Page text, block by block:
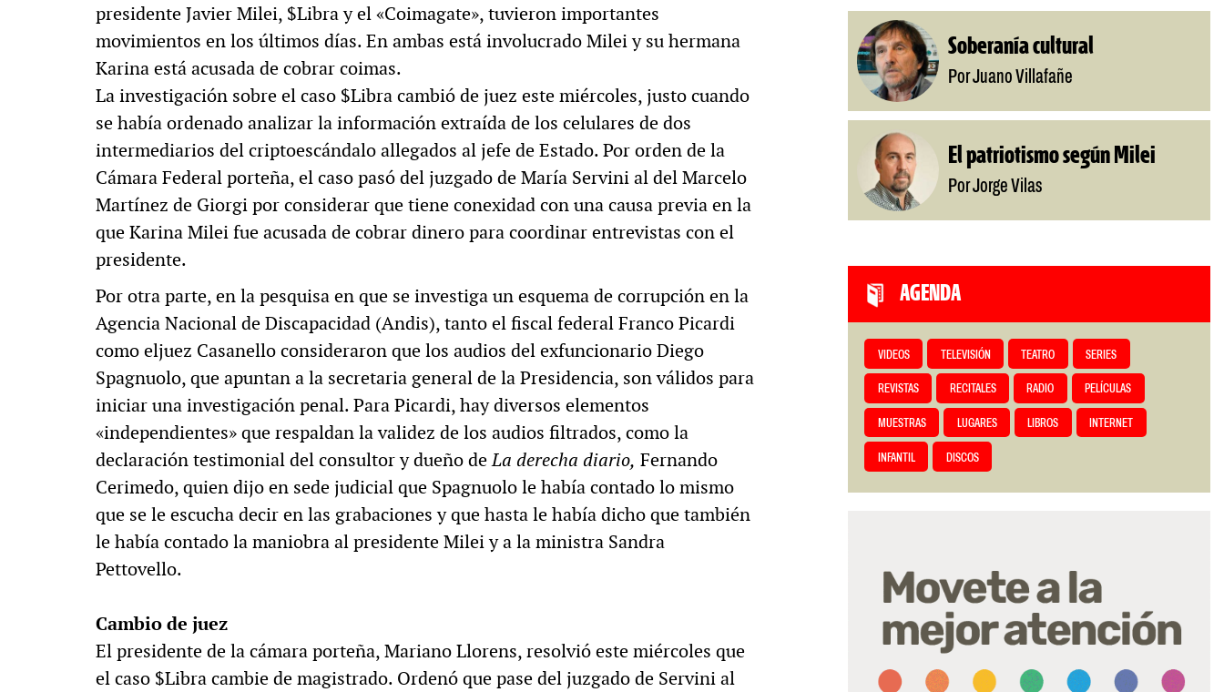
presidente Javier Milei, $Libra y el «Coimagate», tuvieron importantes
movimientos en los últimos días. En ambas está involucrado Milei y su hermana
Karina está acusada de cobrar coimas.
La investigación sobre el caso $Libra cambió de juez este miércoles, justo cuando
se había ordenado analizar la información extraída de los celulares de dos
intermediarios del criptoescándalo allegados al jefe de Estado. Por orden de la
Cámara Federal porteña, el caso pasó del juzgado de María Servini al del Marcelo
Martínez de Giorgi por considerar que tiene conexidad con una causa previa en la
que Karina Milei fue acusada de cobrar dinero para coordinar entrevistas con el
presidente.
Por otra parte, en la pesquisa en que se investiga un esquema de corrupción en la
Agencia Nacional de Discapacidad (Andis), tanto el fiscal federal Franco Picardi
como eljuez Casanello consideraron que los audios del exfuncionario Diego
Spagnuolo, que apuntan a la secretaria general de la Presidencia, son válidos para
iniciar una investigación penal. Para Picardi, hay diversos elementos
«independientes» que respaldan la validez de los audios filtrados, como la
declaración testimonial del consultor y dueño deLa derecha diario, Fernando
Cerimedo, quien dijo en sede judicial que Spagnuolo le había contado lo mismo
que se le escucha decir en las grabaciones y que hasta le había dicho que también
le había contado la maniobra al presidente Milei y a la ministra Sandra
Pettovello.
Cambio de juez
El presidente de la cámara porteña, Mariano Llorens, resolvió este miércoles que
el caso $Libra cambie de magistrado. Ordenó que pase del juzgado de Servini al
Soberanía cultural
Por Juano Villafañe
El patriotismo según Milei
Por Jorge Vilas
AGENDA
VIDEOS TELEVISIÓN TEATRO SERIES
REVISTAS RECITALES RADIO PELÍCULAS
MUESTRAS LUGARES LIBROS INTERNET
INFANTIL DISCOS